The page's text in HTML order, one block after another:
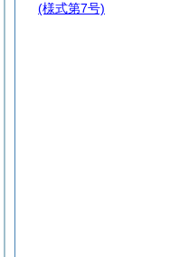
(様式第7号)